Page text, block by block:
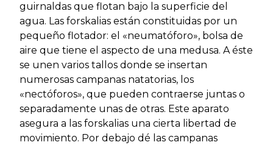
guirnaldas que flotan bajo la superficie del
agua. Las forskalias están constituidas por un
pequeño flotador: el «neumatóforo», bolsa de
aire que tiene el aspecto de una medusa. A éste
se unen varios tallos donde se insertan
numerosas campanas natatorias, los
«nectóforos», que pueden contraerse juntas o
separadamente unas de otras. Este aparato
asegura a las forskalias una cierta libertad de
movimiento. Por debajo dé las campanas